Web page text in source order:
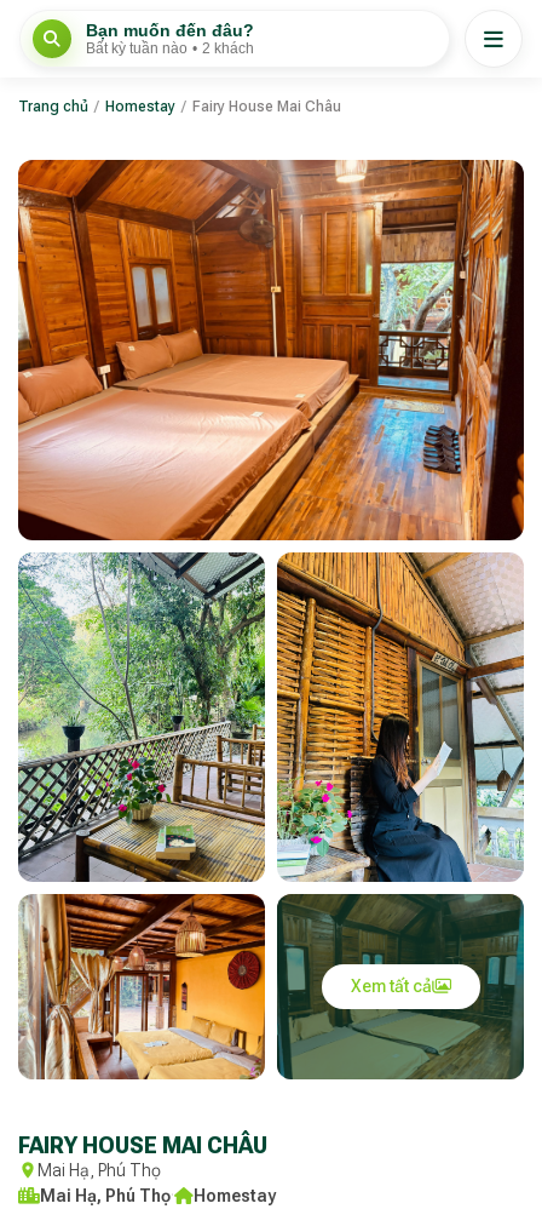
Bạn muốn đến đâu?
Bất kỳ tuần nào • 2 khách
Trang chủ / Homestay / Fairy House Mai Châu
Xem tất cả
FAIRY HOUSE MAI CHÂU
Mai Hạ, Phú Thọ
Mai Hạ, Phú Thọ· Homestay